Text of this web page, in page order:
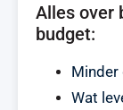
Alles over
budget:
Minder
Wat